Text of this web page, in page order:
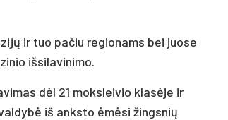
ir tuo pačiu regionams bei juose
išsilavinimo.
dėl 21 moksleivio klasėje ir
iš anksto ėmėsi žingsnių